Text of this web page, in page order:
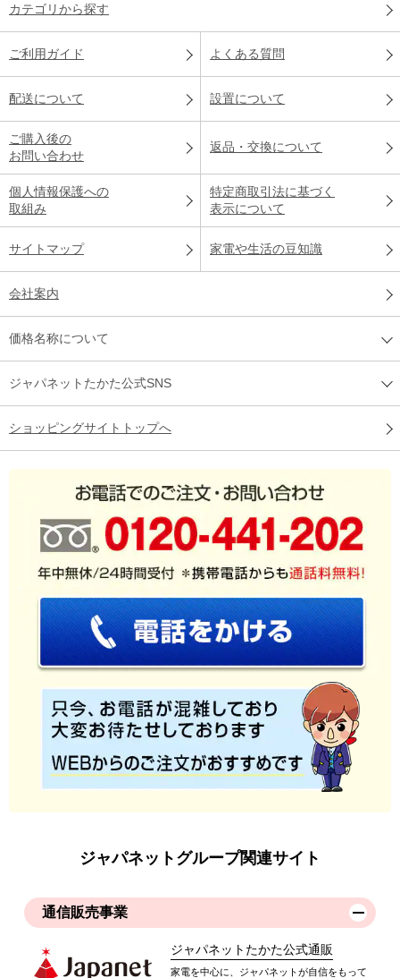
カテゴリから探す
ご利用ガイド よくある質問
配送について 設置について
ご購入後の
お問い合わせ
返品・交換について
個人情報保護への
取組み
特定商取引法に基づく
表示について
サイトマップ 家電や生活の豆知識
会社案内
価格名称について
ジャパネットたかた公式SNS
ショッピングサイトトップへ
ジャパネットグループ関連サイト
通信販売事業
ジャパネットたかた公式通販
家電を中心に、ジャパネットが自信をもって